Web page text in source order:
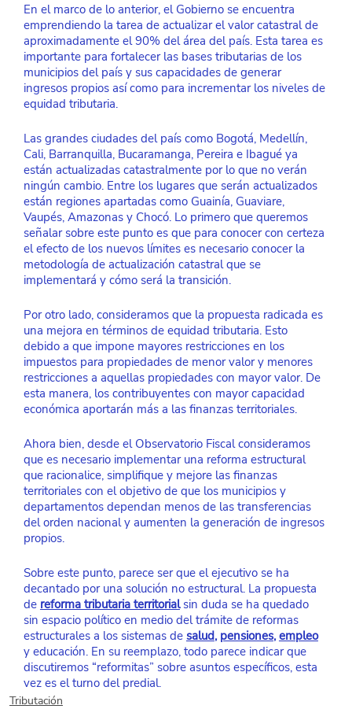
En el marco de lo anterior, el Gobierno se encuentra
emprendiendo la tarea de actualizar el valor catastral de
aproximadamente el 90% del área del país. Esta tarea es
importante para fortalecer las bases tributarias de los
municipios del país y sus capacidades de generar
ingresos propios así como para incrementar los niveles de
equidad tributaria.
Las grandes ciudades del país como Bogotá, Medellín,
Cali, Barranquilla, Bucaramanga, Pereira e Ibagué ya
están actualizadas catastralmente por lo que no verán
ningún cambio. Entre los lugares que serán actualizados
están regiones apartadas como Guainía, Guaviare,
Vaupés, Amazonas y Chocó. Lo primero que queremos
señalar sobre este punto es que para conocer con certeza
el efecto de los nuevos límites es necesario conocer la
metodología de actualización catastral que se
implementará y cómo será la transición.
Por otro lado, consideramos que la propuesta radicada es
una mejora en términos de equidad tributaria. Esto
debido a que impone mayores restricciones en los
impuestos para propiedades de menor valor y menores
restricciones a aquellas propiedades con mayor valor. De
esta manera, los contribuyentes con mayor capacidad
económica aportarán más a las finanzas territoriales.
Ahora bien, desde el Observatorio Fiscal consideramos
que es necesario implementar una reforma estructural
que racionalice, simplifique y mejore las finanzas
territoriales con el objetivo de que los municipios y
departamentos dependan menos de las transferencias
del orden nacional y aumenten la generación de ingresos
propios.
Sobre este punto, parece ser que el ejecutivo se ha
decantado por una solución no estructural. La propuesta
de reforma tributaria territorial sin duda se ha quedado
sin espacio político en medio del trámite de reformas
estructurales a los sistemas de salud, pensiones, empleo
y educación. En su reemplazo, todo parece indicar que
discutiremos “reformitas” sobre asuntos específicos, esta
vez es el turno del predial.
Tributación